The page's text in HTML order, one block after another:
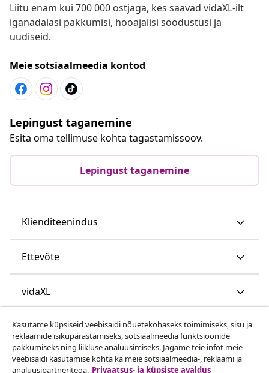
Liitu enam kui 700 000 ostjaga, kes saavad vidaXL-ilt
iganädalasi pakkumisi, hooajalisi soodustusi ja
uudiseid.
Meie sotsiaalmeedia kontod
Lepingust taganemine
Esita oma tellimuse kohta tagastamissoov.
Lepingust taganemine
Klienditeenindus
Ettevõte
vidaXL
Vaata rohkem
Kasutame küpsiseid veebisaidi nõuetekohaseks toimimiseks, sisu ja
reklaamide isikupärastamiseks, sotsiaalmeedia funktsioonide
pakkumiseks ning liikluse analüüsimiseks. Jagame teie infot meie
veebisaidi kasutamise kohta ka meie sotsiaalmeedia-, reklaami ja
analüüsipartneritega. Privaatsus- ja küpsiste avaldus